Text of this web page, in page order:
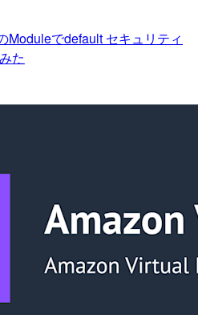
Moduleでdefault セキュリティ
た